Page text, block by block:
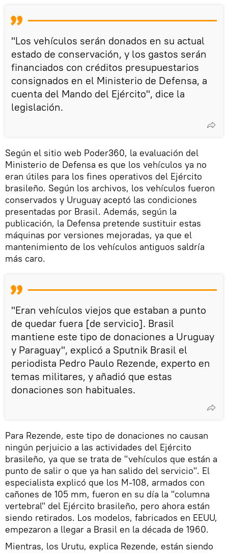
"Los vehículos serán donados en su actual
estado de conservación, y los gastos serán
financiados con créditos presupuestarios
consignados en el Ministerio de Defensa, a
cuenta del Mando del Ejército", dice la
legislación.
Según el sitio web Poder360, la evaluación del
Ministerio de Defensa es que los vehículos ya no
eran útiles para los fines operativos del Ejército
brasileño. Según los archivos, los vehículos fueron
conservados y Uruguay aceptó las condiciones
presentadas por Brasil. Además, según la
publicación, la Defensa pretende sustituir estas
máquinas por versiones mejoradas, ya que el
mantenimiento de los vehículos antiguos saldría
más caro.
"Eran vehículos viejos que estaban a punto
de quedar fuera [de servicio]. Brasil
mantiene este tipo de donaciones a Uruguay
y Paraguay", explicó a Sputnik Brasil el
periodista Pedro Paulo Rezende, experto en
temas militares, y añadió que estas
donaciones son habituales.
Para Rezende, este tipo de donaciones no causan
ningún perjuicio a las actividades del Ejército
brasileño, ya que se trata de "vehículos que están a
punto de salir o que ya han salido del servicio". El
especialista explicó que los M-108, armados con
cañones de 105 mm, fueron en su día la "columna
vertebral" del Ejército brasileño, pero ahora están
siendo retirados. Los modelos, fabricados en EEUU,
empezaron a llegar a Brasil en la década de 1960.
Mientras, los Urutu, explica Rezende, están siendo